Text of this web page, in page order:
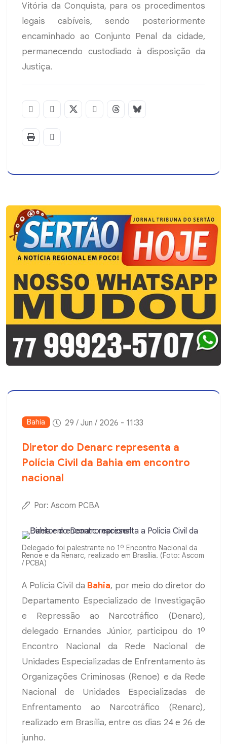
Vitória da Conquista, para os procedimentos
legais cabíveis, sendo posteriormente
encaminhado ao Conjunto Penal da cidade,
permanecendo custodiado à disposição da
Justiça.
Bahia 29 / Jun / 2026 - 11:33
Diretor do Denarc representa a
Polícia Civil da Bahia em encontro
nacional
Por: Ascom PCBA
Delegado foi palestrante no 1º Encontro Nacional da
Renoe e da Renarc, realizado em Brasília. (Foto: Ascom
/ PCBA)
A Polícia Civil da Bahia, por meio do diretor do
Departamento Especializado de Investigação
e Repressão ao Narcotráfico (Denarc),
delegado Ernandes Júnior, participou do 1º
Encontro Nacional da Rede Nacional de
Unidades Especializadas de Enfrentamento às
Organizações Criminosas (Renoe) e da Rede
Nacional de Unidades Especializadas de
Enfrentamento ao Narcotráfico (Renarc),
realizado em Brasília, entre os dias 24 e 26 de
junho.